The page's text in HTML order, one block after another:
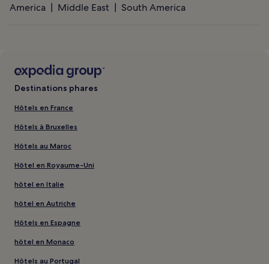
America
Middle East South America
Destinations phares
Hôtels en France
Hôtels à Bruxelles
Hôtels au Maroc
Hôtel en Royaume-Uni
hôtel en Italie
hôtel en Autriche
Hôtels en Espagne
hôtel en Monaco
Hôtels au Portugal